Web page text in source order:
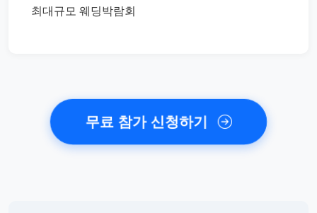
최대규모 웨딩박람회
무료 참가 신청하기